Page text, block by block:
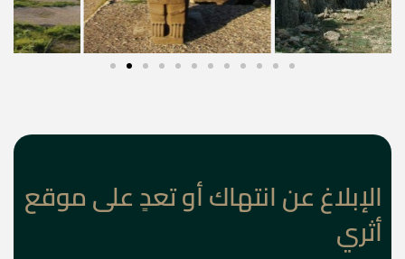
الإبلاغ عن انتهاك أو تعدٍ على موقع
أثري